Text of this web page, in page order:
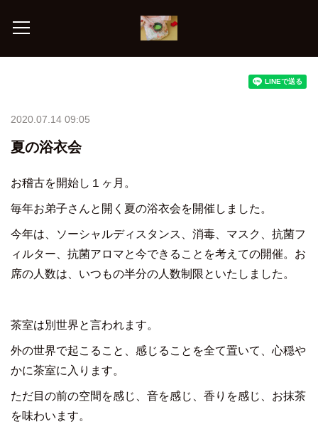
2020.07.14 09:05
夏の浴衣会
お稽古を開始し１ヶ月。
毎年お弟子さんと開く夏の浴衣会を開催しました。
今年は、ソーシャルディスタンス、消毒、マスク、抗菌フ
ィルター、抗菌アロマと今できることを考えての開催。お
席の人数は、いつもの半分の人数制限といたしました。
茶室は別世界と言われます。
外の世界で起こること、感じることを全て置いて、心穏や
かに茶室に入ります。
ただ目の前の空間を感じ、音を感じ、香りを感じ、お抹茶
を味わいます。